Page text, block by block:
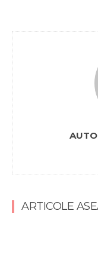
ARTICOLE